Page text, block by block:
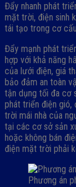
Đẩy nhanh phát
mặt trời, điện sinh
tái tạo trong cơ
Đẩy mạnh phát
hợp với khả năng
của lưới điện, giá
bảo đảm an toàn
tận dụng tối đa cơ
phát triển điện
trời mái nhà của
tại các cơ sở sản
hoặc không bán
điện mặt trời phải
Phương án